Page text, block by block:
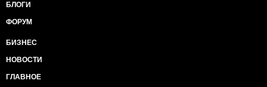
БЛОГИ
ФОРУМ
БИЗНЕС
НОВОСТИ
ГЛАВНОЕ